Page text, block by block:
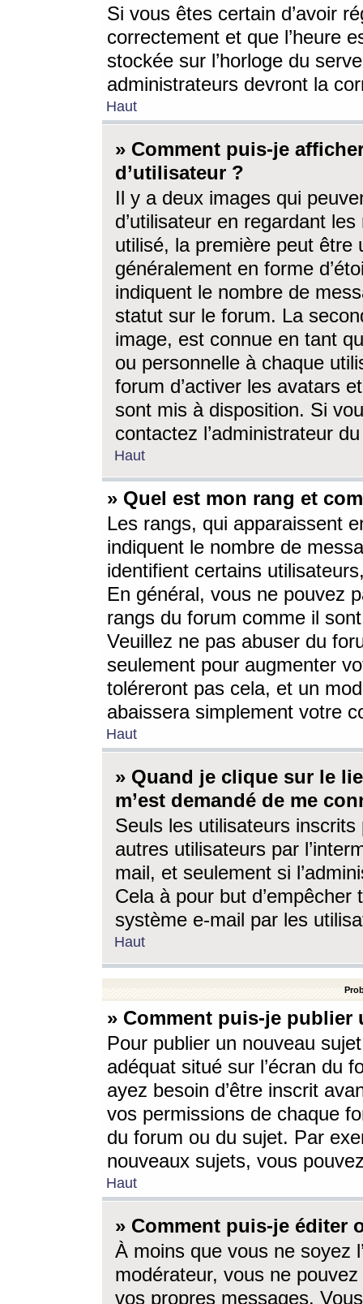
Si vous êtes certain d’avoir
correctement et que l’heure
stockée sur l’horloge du
administrateurs devront la
Haut
» Comment puis-je
d’utilisateur ?
Il y a deux images qui
d’utilisateur en regardant
utilisé, la première peut être
généralement en forme
indiquent le nombre de
statut sur le forum. La
image, est connue en tant
ou personnelle à chaque
forum d’activer les avatars
sont mis à disposition. Si
contactez l’administrateur
Haut
» Quel est mon rang et
Les rangs, qui apparaissent
indiquent le nombre de
identifient certains
En général, vous ne pouvez
rangs du forum comme il
Veuillez ne pas abuser du
seulement pour augmenter
toléreront pas cela, et un
abaissera simplement votre
Haut
» Quand je clique sur le
m’est demandé de me
Seuls les utilisateurs
autres utilisateurs par
mail, et seulement si
Cela à pour but
système e-mail par les
Haut
» Comment puis-je
Pour publier un nouveau
adéquat situé sur l’écran du
ayez besoin d’être inscrit
vos permissions de chaque
du forum ou du sujet. Par
nouveaux sujets, vous
Haut
» Comment puis-je éditer
À moins que vous ne soyez
modérateur, vous ne
vos propres messages.